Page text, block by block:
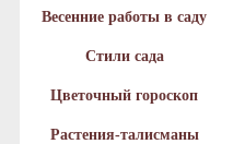
Весенние работы в саду
Стили сада
Цветочный гороскоп
Растения-талисманы